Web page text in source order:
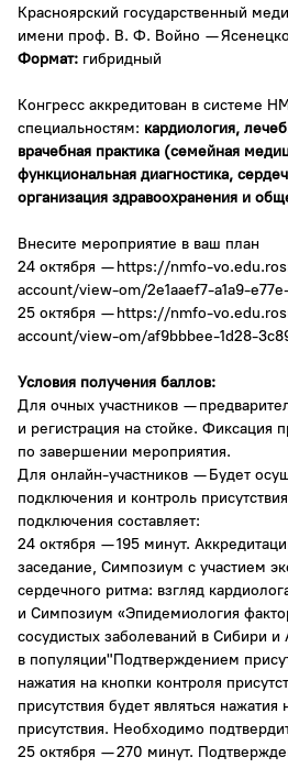
Красноярский государственный
имени проф. В. Ф. Войно —
Формат: гибридный
Конгресс аккредитован в системе
специальностям: кардиология,
врачебная практика (семейная
функциональная диагностика,
организация здравоохранения и
Внесите мероприятие в ваш план
24 октября —https://nmfo-
account/view-om/2e1aaef7-a1a9-
25 октября —https://nmfo-
account/view-om/af9bbbee-1d28-
Условия получения баллов:
Для очных участников —
и регистрация на стойке. Фиксация
по завершении мероприятия.
Для онлайн-участников — Будет
подключения и контроль
подключения составляет:
24 октября — 195 минут.
заседание, Симпозиум с участием
сердечного ритма: взгляд
и Симпозиум «Эпидемиология
сосудистых заболеваний в Сибири и
в популяции"Подтверждением
нажатия на кнопки контроля
присутствия будет являться нажатия
присутствия. Необходимо
25 октября — 270 минут.